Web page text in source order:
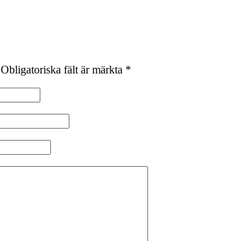
Obligatoriska fält är märkta *